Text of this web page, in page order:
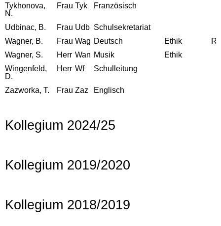
Tykhonova,
N.
Frau Tyk Französisch
Udbinac, B. Frau Udb Schulsekretariat
Wagner, B.
Frau Wag Deutsch Ethik
Wagner, S.
Herr Wan Musik
Ethik
Wingenfeld,
D.
Herr Wf Schulleitung
Zazworka, T. Frau Zaz Englisch
Kollegium 2024/25
Kollegium 2019/2020
Kollegium 2018/2019